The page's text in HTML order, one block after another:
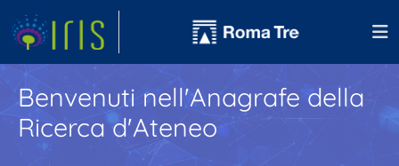
Benvenuti nell'Anagrafe della
Ricerca d'Ateneo